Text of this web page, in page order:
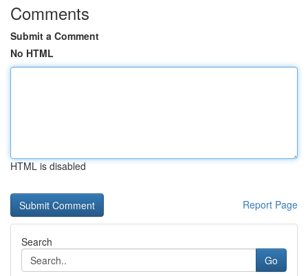
Comments
Submit a Comment
No HTML
HTML is disabled
Report Page
Search
Go